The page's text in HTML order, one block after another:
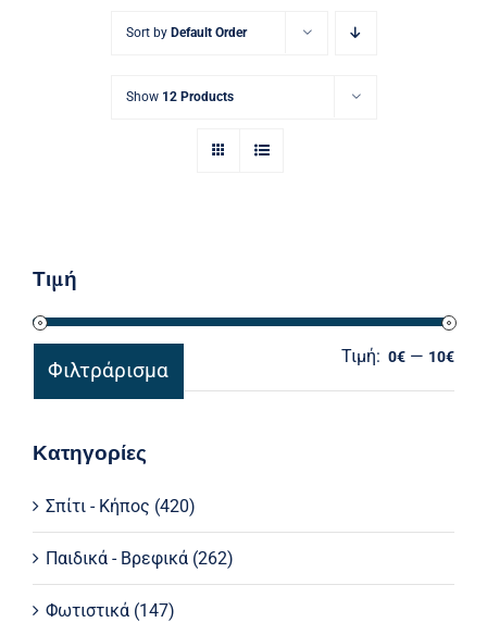
Sort by Default Order
Show 12 Products
Τιμή
τιμή
τιμή
Φιλτράρισμα
Τιμή: 0€ — 10€
Κατηγορίες
Σπίτι - Κήπος (420)
Παιδικά - Βρεφικά (262)
Φωτιστικά (147)